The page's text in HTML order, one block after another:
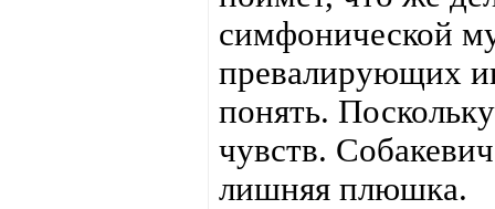
симфонической
превалирующих
понять.
чувств.
лишняя плюшка.